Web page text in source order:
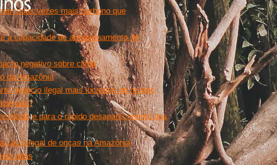
duas vezes mais carbono que
a capacidade de armazenamento de
negativo sobre clima
da Amazônia
negócio ilegal mais lucrativo do mundo
e para o rápido desaparecimento dos
caça ilegal de onças na Amazônia